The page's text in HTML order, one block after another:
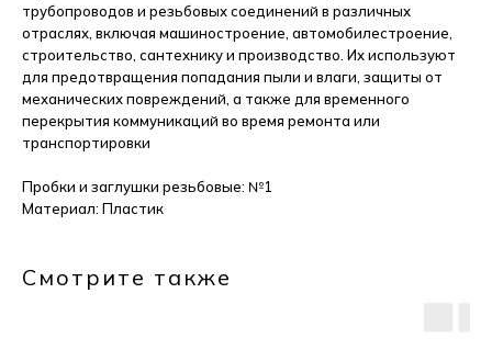
трубопроводов и резьбовых соединений в различных
отраслях, включая машиностроение, автомобилестроение,
строительство, сантехнику и производство. Их используют
для предотвращения попадания пыли и влаги, защиты от
механических повреждений, а также для временного
перекрытия коммуникаций во время ремонта или
транспортировки
Пробки и заглушки резьбовые: №1
Материал: Пластик
Смотрите также